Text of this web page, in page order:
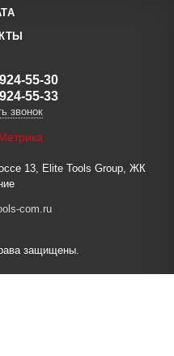
55-30
55-33
звонок
13, Elite Tools Group, ЖК
com.ru
защищены.